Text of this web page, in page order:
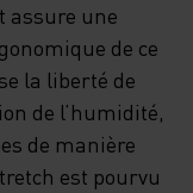
assure une
de ce
la liberté de
de l’humidité,
de manière
est pourvu